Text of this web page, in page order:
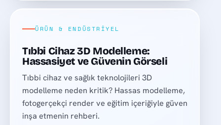
ÜRÜN & ENDÜSTRIYEL
Tıbbi Cihaz 3D Modelleme:
Hassasiyet ve Güvenin Görseli
Tıbbi cihaz ve sağlık teknolojileri 3D
modelleme neden kritik? Hassas modelleme,
fotogerçekçi render ve eğitim içeriğiyle güven
inşa etmenin rehberi.